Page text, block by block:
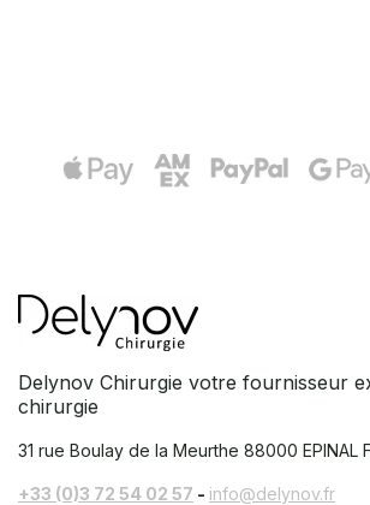
Delynov Chirurgie votre fournisseur
chirurgie
31 rue Boulay de la Meurthe 88000 EPINAL
+33 (0)3 72 54 02 57 - info@delynov.fr